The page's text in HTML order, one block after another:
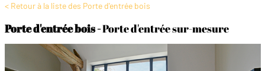
< Retour à la liste des Porte d'entrée bois
Porte d'entrée bois Porte d'entrée sur-mesure